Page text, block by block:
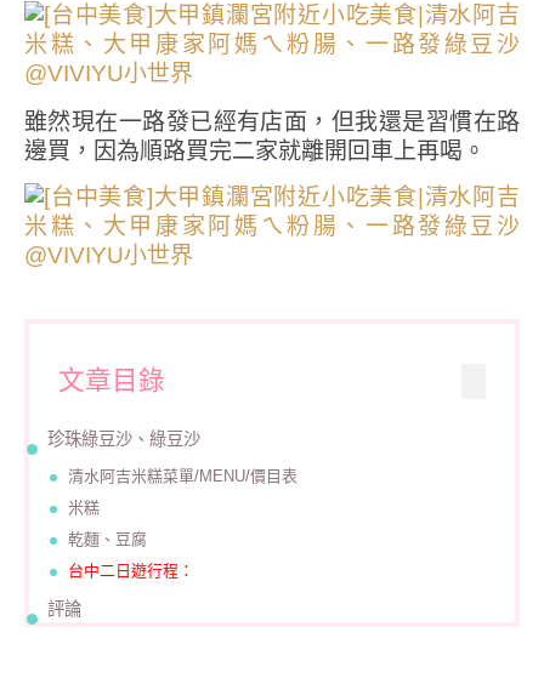
雖然現在一路發已經有店面，但我還是習慣在路
邊買，因為順路買完二家就離開回車上再喝。
文章目錄
珍珠綠豆沙、綠豆沙
清水阿吉米糕菜單/MENU/價目表
米糕
乾麵、豆腐
台中二日遊行程：
評論